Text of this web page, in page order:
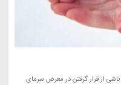
ناشی از قرار گرفتن در معرض سرمای